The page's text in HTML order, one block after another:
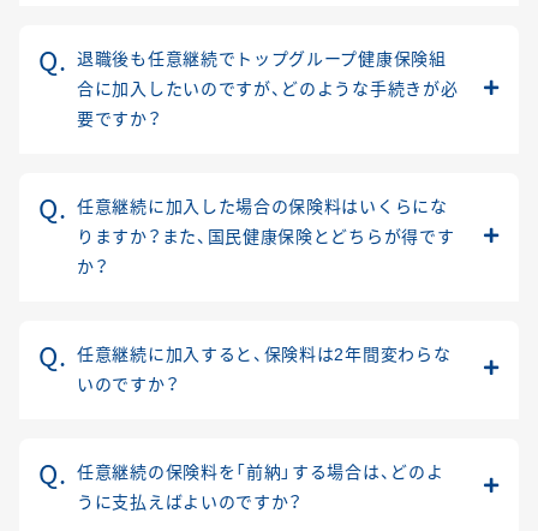
退職後も任意継続でトップグループ健康保険組
合に加入したいのですが、どのような手続きが必
要ですか？
任意継続に加入した場合の保険料はいくらにな
りますか？また、国民健康保険とどちらが得です
か？
任意継続に加入すると、保険料は2年間変わらな
いのですか？
任意継続の保険料を「前納」する場合は、どのよ
うに支払えばよいのですか？